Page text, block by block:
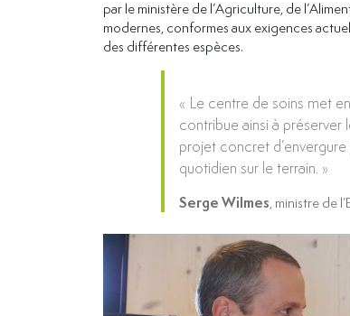
par le ministère de l’Agriculture, de
modernes, conformes aux exigences
des différentes espèces.
« Le centre de soins met
contribue ainsi à
projet concret
quotidien sur le terrain. »
Serge Wilmes, ministre de